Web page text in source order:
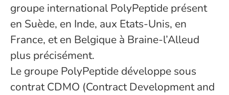
groupe international PolyPeptide présent
en Suède, en Inde, aux Etats-Unis, en
France, et en Belgique à Braine-l’Alleud
plus précisément.
Le groupe PolyPeptide développe sous
contrat CDMO (Contract Development and